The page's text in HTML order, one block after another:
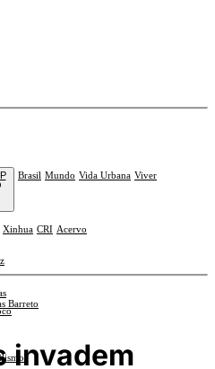
Brasil Mundo Vida Urbana Viver
Barreto
Xinhua CRI Acervo
invadem